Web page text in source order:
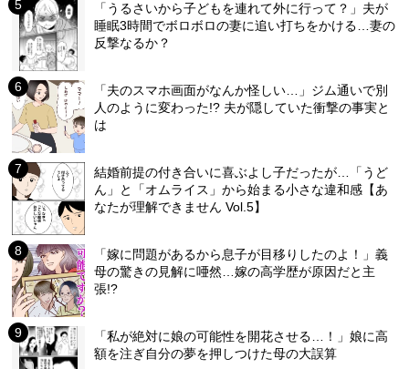
「うるさいから子どもを連れて外に行って？」夫が
睡眠3時間でボロボロの妻に追い打ちをかける…妻の
反撃なるか？
「夫のスマホ画面がなんか怪しい…」ジム通いで別
人のように変わった!? 夫が隠していた衝撃の事実と
は
結婚前提の付き合いに喜ぶよし子だったが…「うど
ん」と「オムライス」から始まる小さな違和感【あ
なたが理解できません Vol.5】
「嫁に問題があるから息子が目移りしたのよ！」義
母の驚きの見解に唖然…嫁の高学歴が原因だと主
張!?
「私が絶対に娘の可能性を開花させる…！」娘に高
額を注ぎ自分の夢を押しつけた母の大誤算